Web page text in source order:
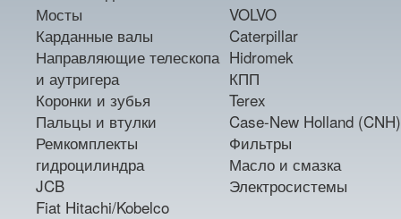
Мосты
Карданные валы
Направляющие телескопа
и аутригера
Коронки и зубья
Пальцы и втулки
Ремкомплекты
гидроцилиндра
JCB
Fiat Hitachi/Kobelco
VOLVO
Caterpillar
Hidromek
КПП
Terex
Case-New Holland (CNH)
Фильтры
Масло и смазка
Электросистемы